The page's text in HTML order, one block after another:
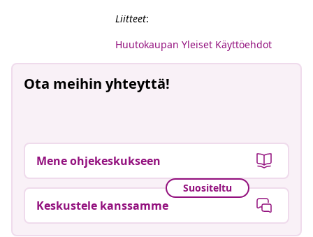
Liitteet:
Huutokaupan Yleiset Käyttöehdot
Ota meihin yhteyttä!
Mene ohjekeskukseen
Suositeltu
Keskustele kanssamme